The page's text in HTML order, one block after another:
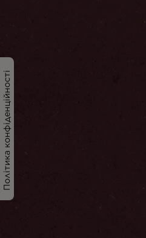
Політика конфіденційності